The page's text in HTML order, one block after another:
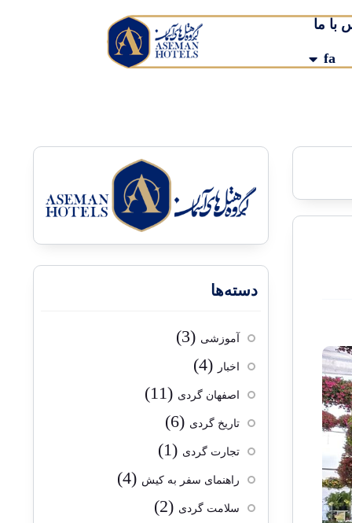
با ما
fa
دسته‌ها
آموزشی (3)
اخبار (4)
اصفهان گردی (11)
تاریخ گردی (6)
تجارت گردی (1)
راهنمای سفر به کیش (4)
سلامت گردی (2)